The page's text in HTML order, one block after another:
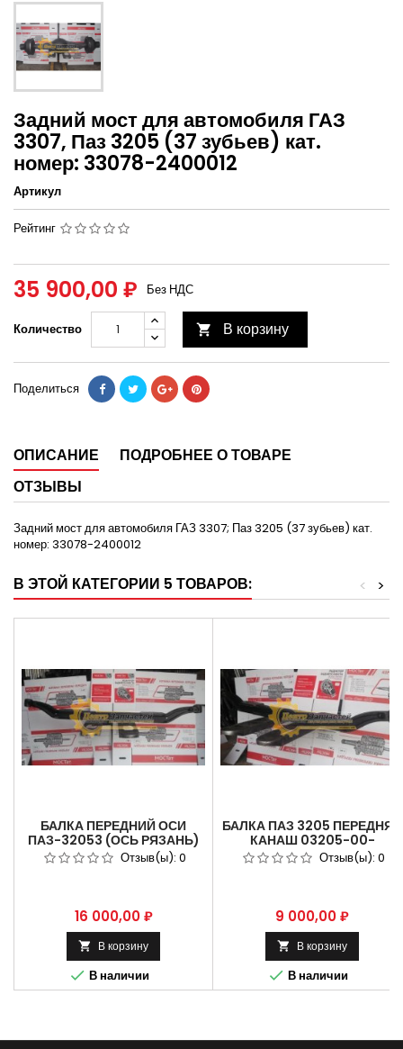
Задний мост для автомобиля ГАЗ
3307, Паз 3205 (37 зубьев) кат.
номер: 33078-2400012
Артикул
Рейтинг
35 900,00 ₽ Без НДС
Количество  В корзину
Поделиться
ОПИСАНИЕ
ПОДРОБНЕЕ О ТОВАРЕ
ОТЗЫВЫ
Задний мост для автомобиля ГАЗ 3307; Паз 3205 (37 зубьев) кат.
номер: 33078-2400012
В ЭТОЙ КАТЕГОРИИ 5 ТОВАРОВ: >
<
БАЛКА ПЕРЕДНИЙ ОСИ
ПАЗ-32053 (ОСЬ РЯЗАНЬ)
32053-3001010.
Отзыв(ы): 0
Цена
16 000,00 ₽
 В корзину
 В наличии
БАЛКА ПАЗ 3205 ПЕРЕДНЯЯ
КАНАШ 03205-00-
3001010-001
Отзыв(ы): 0
Цена
9 000,00 ₽
 В корзину
 В наличии